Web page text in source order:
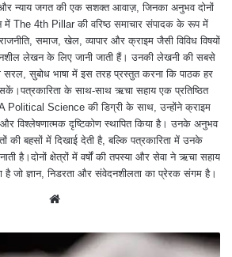
न्याय जगत की एक सशक्त आवाज़, जिनका अनुभव दोनों
में The 4th Pillar की वरिष्ठ समाचार संपादक के रूप में
समाज, खेल, व्यापार और क्राइम जैसी विविध विषयों
लेखन के लिए जानी जाती हैं। उनकी लेखनी की सबसे
सरल, सुबोध भाषा में इस तरह प्रस्तुत करना कि पाठक हर
के साथ-साथ ऋचा सहाय एक प्रतिष्ठित
Science की डिग्री के साथ, उन्होंने क्राइम
विश्लेषणात्मक दृष्टिकोण स्थापित किया है। उनके अनुभव
की बहसों में दिखाई देती है, बल्कि पत्रकारिता में उनके
है।दोनों क्षेत्रों में वर्षों की तपस्या और सेवा ने ऋचा सहाय
है जो ज्ञान, निडरता और संवेदनशीलता का प्रेरक संगम है।
e